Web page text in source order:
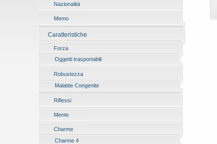
Nazionalità
Memo
Caratteristiche
Forza
Oggetti trasportabili
Robustezza
Malattie Congenite
Riflessi
Mente
Charme
Charme 4